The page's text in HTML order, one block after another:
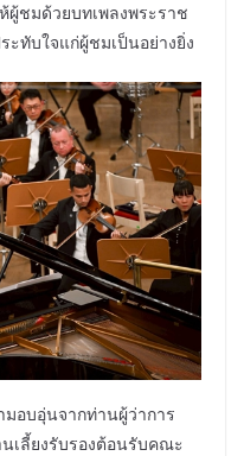
ผู้ชมด้วยบทเพลงพระราช
ะทับใจแก่ผู้ชมเป็นอย่างยิ่ง
มอบอุ่นจากท่านผู้ว่าการ
เลี้ยงรับรองต้อนรับคณะ